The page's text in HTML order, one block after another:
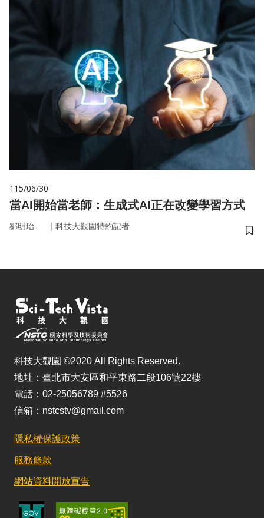
115/06/30
當AI開始當老師：生成式AI正在改變學習方式
鄒明珆 ｜ 科技大觀園特約記者
儲
科技大觀園 ©2020 All Rights Reserved.
地址：臺北市大安區和平東路二段106號22樓
電話：02-25056789 #5526
信箱：nstcstv@gmail.com
隱私權保護政策
服務條款
網站資料開放宣告